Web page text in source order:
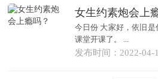
女生约素炮会上
今日份 大家好，依旧是你们纯洁的妞妞，到点了，小
课堂开课了。 ...
发布时间：2022-04-